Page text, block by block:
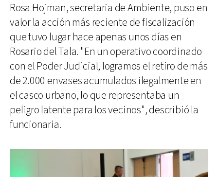
Rosa Hojman, secretaria de Ambiente, puso en
valor la acción más reciente de fiscalización
que tuvo lugar hace apenas unos días en
Rosario del Tala. "En un operativo coordinado
con el Poder Judicial, logramos el retiro de más
de 2.000 envases acumulados ilegalmente en
el casco urbano, lo que representaba un
peligro latente para los vecinos", describió la
funcionaria.